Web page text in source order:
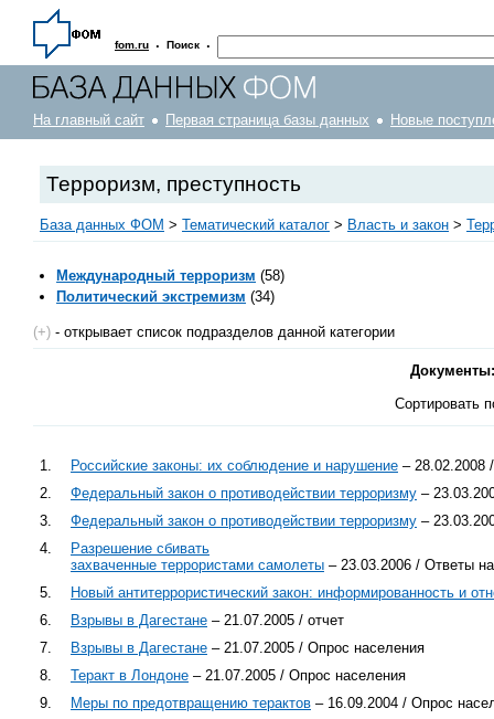
fom.ru · Поиск ·
На главный сайт Первая страница базы данных Новые
Терроризм, преступность
База данных ФОМ > Тематический каталог > Власть и закон >
Международный терроризм (58)
Политический экстремизм (34)
(+) - открывает список подразделов данной категории
Сортировать
1. Российские законы: их соблюдение и нарушение – 28.02.2008
2.
Федеральный закон о противодействии терроризму –
3.
Федеральный закон о противодействии терроризму –
4.
Разрешение сбивать
захваченные террористами самолеты – 23.03.2006 / Ответы
5.
Новый антитеррористический закон: информированность и
6.
Взрывы в Дагестане – 21.07.2005 / отчет
7.
Взрывы в Дагестане – 21.07.2005 / Опрос населения
8.
Теракт в Лондоне – 21.07.2005 / Опрос населения
9.
Меры по предотвращению терактов – 16.09.2004 / Опрос